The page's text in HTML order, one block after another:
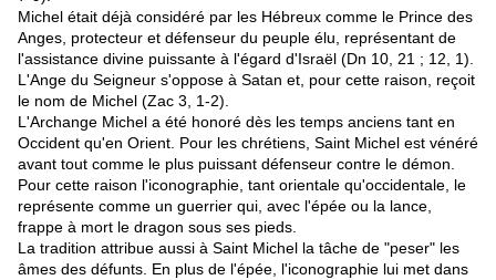
Michel était déjà considéré par les Hébreux comme le Prince des
Anges, protecteur et défenseur du peuple élu, représentant de
l'assistance divine puissante à l'égard d'Israël (Dn 10, 21 ; 12, 1).
L'Ange du Seigneur s'oppose à Satan et, pour cette raison, reçoit
le nom de Michel (Zac 3, 1-2).
L'Archange Michel a été honoré dès les temps anciens tant en
Occident qu'en Orient. Pour les chrétiens, Saint Michel est vénéré
avant tout comme le plus puissant défenseur contre le démon.
Pour cette raison l'iconographie, tant orientale qu'occidentale, le
représente comme un guerrier qui, avec l'épée ou la lance,
frappe à mort le dragon sous ses pieds.
La tradition attribue aussi à Saint Michel la tâche de "peser" les
âmes des défunts. En plus de l'épée, l'iconographie lui met dans